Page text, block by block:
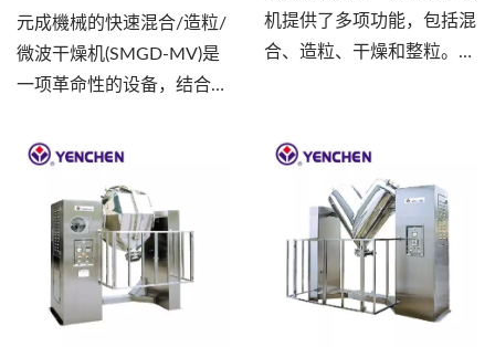
元成機械的快速混合/造粒/
微波干燥机(SMGD-MV)是
一项革命性的设备，结合了
实现生产高品质的干燥产
工业发展研究所共同开发
的，展现了业界领先的技术
水准。 SMGD-MV拥有四
合一的生产程序，包括混
机提供了多项功能，包括混
合、造粒、干燥和整粒。只
产效率，也减少了制程中物
料的搬运、残留物和污染的
产生。设备在密闭下操作，
最大程度地减少了污染的风
险。 在干燥方面，设备可
以在温度范围为50~80℃的